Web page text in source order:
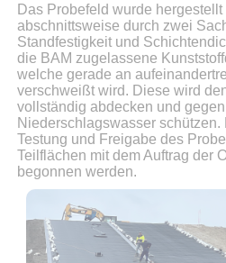
Das Probefeld wurde
abschnittsweise durch zwei
Standfestigkeit und
die BAM zugelassene
welche gerade an
verschweißt wird. Diese wird
vollständig abdecken und
Niederschlagswasser
Testung und Freigabe des
Teilflächen mit dem Auftrag der
begonnen werden.